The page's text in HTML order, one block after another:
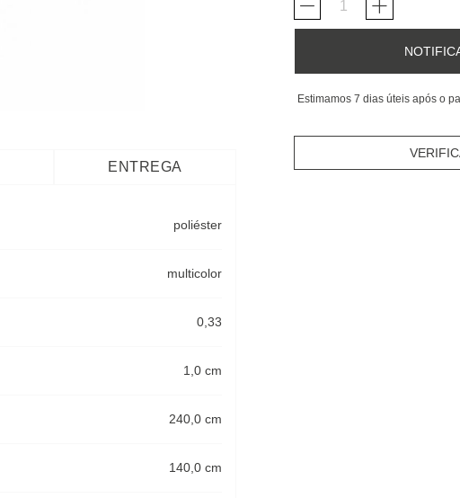
Estimamos 7 dias úteis após o
ENTREGA
poliéster
multicolor
0,33
1,0 cm
240,0 cm
140,0 cm